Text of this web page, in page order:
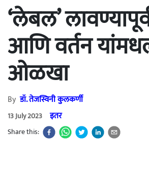
‘लेबल’
आणि वर्तन
ओळखा
Byडॉ. तेजस्विनी कुलकर्णी
13 July 2023 इतर
Share this: